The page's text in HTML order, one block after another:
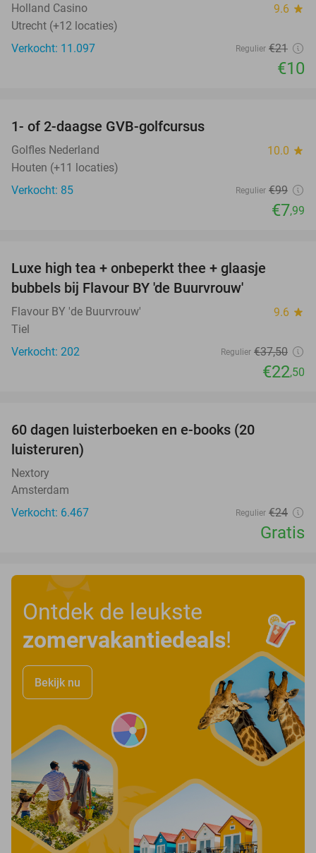
Holland Casino 9.6 star
Utrecht (+12 locaties)
Verkocht: 11.097
Regulier €21
€10
1- of 2-daagse GVB-golfcursus
Golfles Nederland 10.0 star
Houten (+11 locaties)
Verkocht: 85
Regulier €99
€7,99
Luxe high tea + onbeperkt thee + glaasje
bubbels bij Flavour BY 'de Buurvrouw'
Flavour BY 'de Buurvrouw' 9.6 star
Tiel
Verkocht: 202
Regulier €37,50
€22,50
60 dagen luisterboeken en e-books (20
luisteruren)
Nextory
Amsterdam
Verkocht: 6.467
Regulier €24
Gratis
Ontdek de leukste
zomervakantiedeals!
Bekijk nu